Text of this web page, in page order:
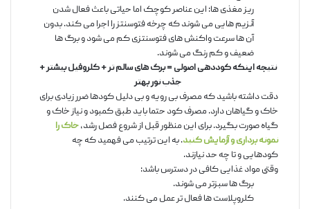
ریز مغذی ها: این عناصر کوچک اما حیاتی باعث فعال شدن
آنزیم هایی می شوند که چرخه فتوسنتز را اجرا می کند. بدون
آن ها سرعت واکنش های فتوسنتزی کم می شود و برگ ها
ضعیف و کم رنگ می شوند.
نتیجه اینکه کوددهی اصولی = برگ های سالم تر + کلروفیل بیشتر +
جذب نور بهتر
دقت داشته باشید که مصرف بی رویه و بی دلیل کودها ضرر زیادی برای
خاک و گیاهان دارد. مصرف کود حتما باید طبق کمبود و نیاز خاک و
گیاه صورت بگیرد. برای این منظور قبل از شروع فصل رشد،خاک را
نمونه برداری و آزمایش کنید. به این ترتیب می فهمید که چه
کودهایی و تا چه حد نیازند.
وقتی مواد غذایی کافی در دسترس باشد:
برگ ها سبزتر می شوند.
کلروپلاست ها فعال تر عمل می کنند.